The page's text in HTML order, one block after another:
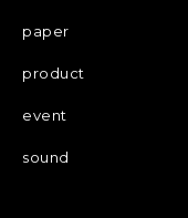
paper
product
event
sound